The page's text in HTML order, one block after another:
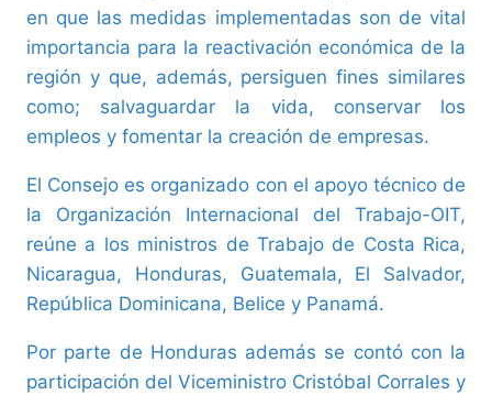
en que las medidas implementadas son de vital
importancia para la reactivación económica de la
región y que, además, persiguen fines similares
como; salvaguardar la vida, conservar los
empleos y fomentar la creación de empresas.
El Consejo es organizado con el apoyo técnico de
la Organización Internacional del Trabajo-OIT,
reúne a los ministros de Trabajo de Costa Rica,
Nicaragua, Honduras, Guatemala, El Salvador,
República Dominicana, Belice y Panamá.
Por parte de Honduras además se contó con la
participación del Viceministro Cristóbal Corrales y